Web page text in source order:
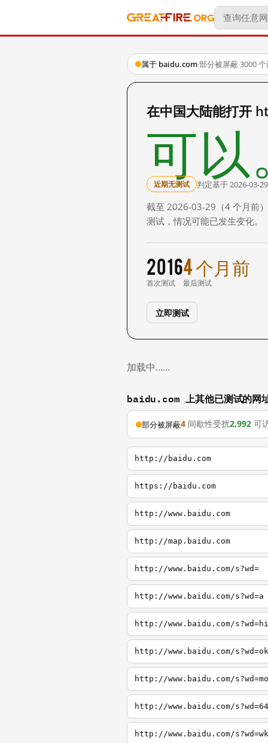
属于 baidu.com·部分被屏蔽·3000
在中国大陆能打开
可以
近期无测试 判定基于 2026-03-
截至 2026-03-29（4 个月前
测试，情况可能已发生变化。
2016
首次测试
4 个月前
最后测试
立即测试
加载中……
baidu.com 上其他已测试的网
部分被屏蔽4 间歇性受扰2,992 可
http://baidu.com
https://baidu.com
http://www.baidu.com
http://map.baidu.com
http://www.baidu.com/s?wd=
http://www.baidu.com/s?wd=a
http://www.baidu.com/s?wd=hi
http://www.baidu.com/s?wd=ok
http://www.baidu.com/s?wd=mo
http://www.baidu.com/s?wd=64
http://www.baidu.com/s?wd=wk